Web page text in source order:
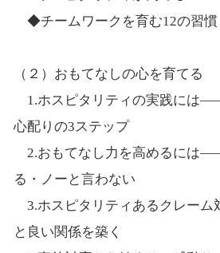
◆チームワークを育む12の習慣
（２）おもてなしの心を育てる
1.ホスピタリティの実践には
心配りの3ステップ
2.おもてなし力を高めるには
る・ノーと言わない
3.ホスピタリティあるクレー
と良い関係を築く